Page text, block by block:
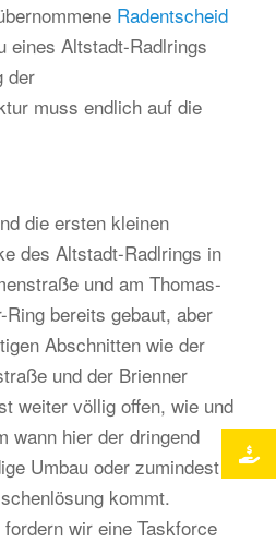
Radentscheid
eines Altstadt-Radlrings
der
muss endlich auf die
die ersten kleinen
des Altstadt-Radlrings in
und am Thomas-
Ring bereits gebaut, aber
Abschnitten wie der
und der Brienner
weiter völlig offen, wie und
wann hier der dringend
Umbau oder zumindest
kommt.
fordern wir eine Taskforce